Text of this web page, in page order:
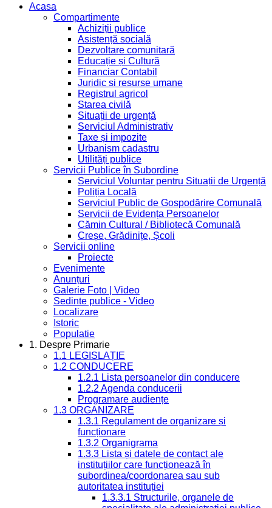
Acasa
Compartimente
Achiziții publice
Asistență socială
Dezvoltare comunitară
Educație și Cultură
Financiar Contabil
Juridic si resurse umane
Registrul agricol
Starea civilă
Situații de urgență
Serviciul Administrativ
Taxe și impozite
Urbanism cadastru
Utilități publice
Servicii Publice în Subordine
Serviciul Voluntar pentru Situații de Urgență
Poliția Locală
Serviciul Public de Gospodărire Comunală
Servicii de Evidența Persoanelor
Cămin Cultural / Bibliotecă Comunală
Creșe, Grădinițe, Școli
Servicii online
Proiecte
Evenimente
Anunțuri
Galerie Foto | Video
Sedinte publice - Video
Localizare
Istoric
Populatie
1. Despre Primarie
1.1 LEGISLAȚIE
1.2 CONDUCERE
1.2.1 Lista persoanelor din conducere
1.2.2 Agenda conducerii
Programare audiențe
1.3 ORGANIZARE
1.3.1 Regulament de organizare și
funcționare
1.3.2 Organigrama
1.3.3 Lista și datele de contact ale
instituțiilor care funcționează în
subordinea/coordonarea sau sub
autoritatea instituției
1.3.3.1 Structurile, organele de